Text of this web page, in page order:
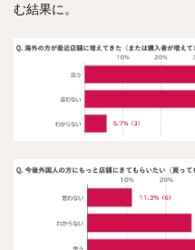
む結果に。